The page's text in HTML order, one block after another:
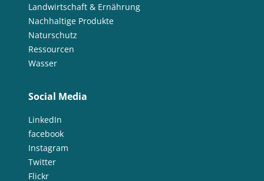
Landwirtschaft & Ernährung
Nachhaltige Produkte
Naturschutz
Ressourcen
Wasser
Social Media
LinkedIn
facebook
Instagram
Twitter
Flickr